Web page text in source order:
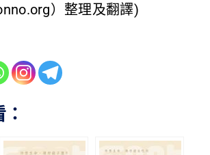
）整理及翻譯)